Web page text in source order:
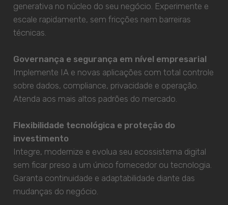
generativa no núcleo do seu negócio. Experimente e
escale rapidamente, sem fricções nem barreiras
técnicas.
Governança e segurança em nível empresarial
Implemente IA e novas aplicações com total controle
sobre dados, compliance, privacidade e operação.
Atenda aos mais altos padrões do mercado.
Flexibilidade tecnológica e proteção do
investimento
Integre, modernize e evolua seu ecossistema digital
sem ficar preso a um único fornecedor ou tecnologia.
Garanta continuidade e adaptabilidade diante das
mudanças do negócio.